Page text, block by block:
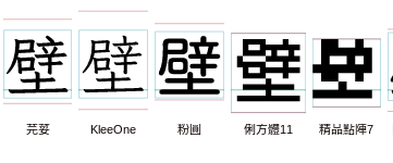
芫荽 KleeOne 粉圓 俐方體11 精品點陣7